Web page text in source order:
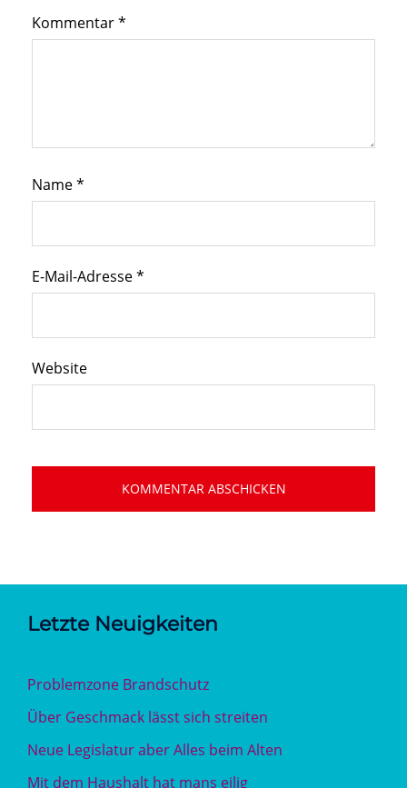
Kommentar*
Name*
E-Mail-Adresse*
Website
Letzte Neuigkeiten
Problemzone Brandschutz
Über Geschmack lässt sich streiten
Neue Legislatur aber Alles beim Alten
Mit dem Haushalt hat mans eilig